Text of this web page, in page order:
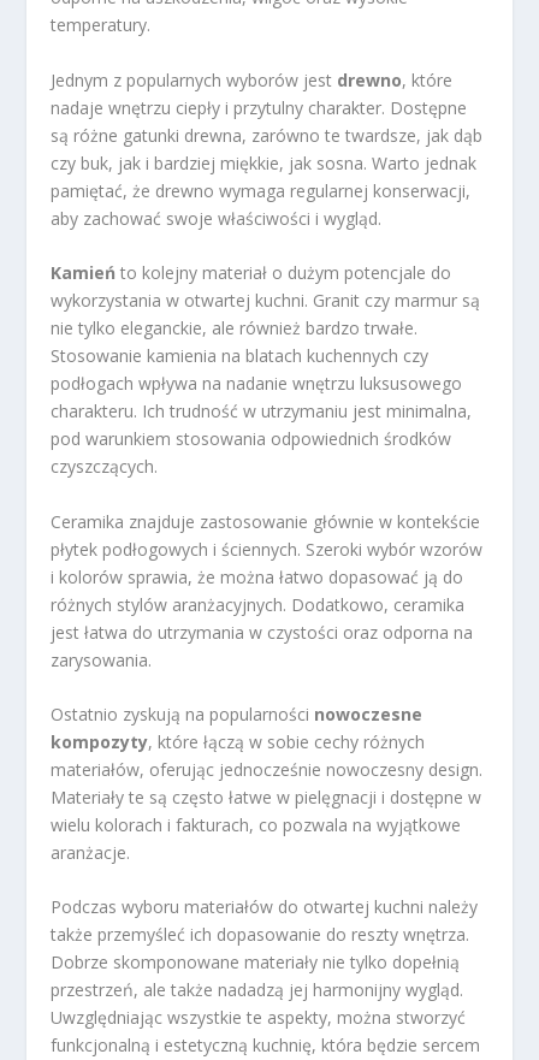
temperatury.
Jednym z popularnych wyborów jest drewno, które
nadaje wnętrzu ciepły i przytulny charakter. Dostępne
są różne gatunki drewna, zarówno te twardsze, jak dąb
czy buk, jak i bardziej miękkie, jak sosna. Warto jednak
pamiętać, że drewno wymaga regularnej konserwacji,
aby zachować swoje właściwości i wygląd.
Kamień to kolejny materiał o dużym potencjale do
wykorzystania w otwartej kuchni. Granit czy marmur są
nie tylko eleganckie, ale również bardzo trwałe.
Stosowanie kamienia na blatach kuchennych czy
podłogach wpływa na nadanie wnętrzu luksusowego
charakteru. Ich trudność w utrzymaniu jest minimalna,
pod warunkiem stosowania odpowiednich środków
czyszczących.
Ceramika znajduje zastosowanie głównie w kontekście
płytek podłogowych i ściennych. Szeroki wybór wzorów
i kolorów sprawia, że można łatwo dopasować ją do
różnych stylów aranżacyjnych. Dodatkowo, ceramika
jest łatwa do utrzymania w czystości oraz odporna na
zarysowania.
Ostatnio zyskują na popularności nowoczesne
kompozyty, które łączą w sobie cechy różnych
materiałów, oferując jednocześnie nowoczesny design.
Materiały te są często łatwe w pielęgnacji i dostępne w
wielu kolorach i fakturach, co pozwala na wyjątkowe
aranżacje.
Podczas wyboru materiałów do otwartej kuchni należy
także przemyśleć ich dopasowanie do reszty wnętrza.
Dobrze skomponowane materiały nie tylko dopełnią
przestrzeń, ale także nadadzą jej harmonijny wygląd.
Uwzględniając wszystkie te aspekty, można stworzyć
funkcjonalną i estetyczną kuchnię, która będzie sercem